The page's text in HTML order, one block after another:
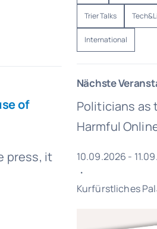
of
press, it
Trier Talks
International
Nächste
Politicians as
Harmful
10.09.2026 -
・
Kurfürstliches